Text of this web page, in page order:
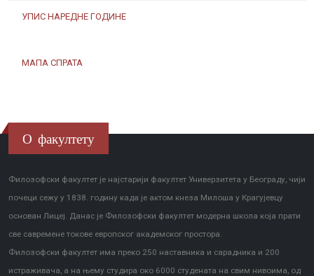
УПИС НАРЕДНЕ ГОДИНЕ
МАПА СПРАТА
О факултету
Филозофски факултет је најстарији факултет Универзитета у Београду, чији
почеци сежу у 1838. годину када је актом кнеза Милоша у Крагујевцу
основан Лицеј. Данас је Филозофски факултет модерна школа која прати
све савремене токове европског академског простора.
Филозофски факултет има преко 250 наставника и сарадника и 200
истраживача, а на њему студира око 6000 студената на свим нивоима, од